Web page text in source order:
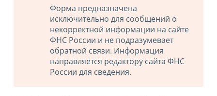
Форма предназначена
исключительно для сообщений о
некорректной информации на сайте
ФНС России и не подразумевает
обратной связи. Информация
направляется редактору сайта ФНС
России для сведения.